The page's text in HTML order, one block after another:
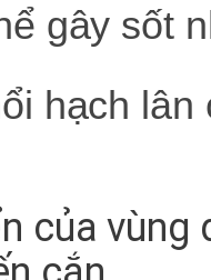
gây sốt
hạch lân
của vùng